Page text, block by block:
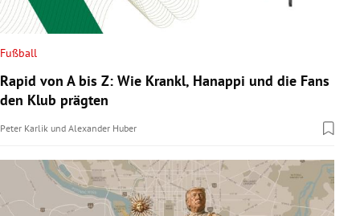
Fußball
Rapid von A bis Z: Wie Krankl, Hanappi und die Fans
den Klub prägten
Peter Karlik und Alexander Huber